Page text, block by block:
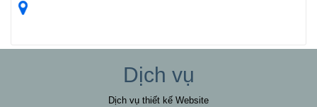
Dịch vụ
Dịch vụ thiết kế Website